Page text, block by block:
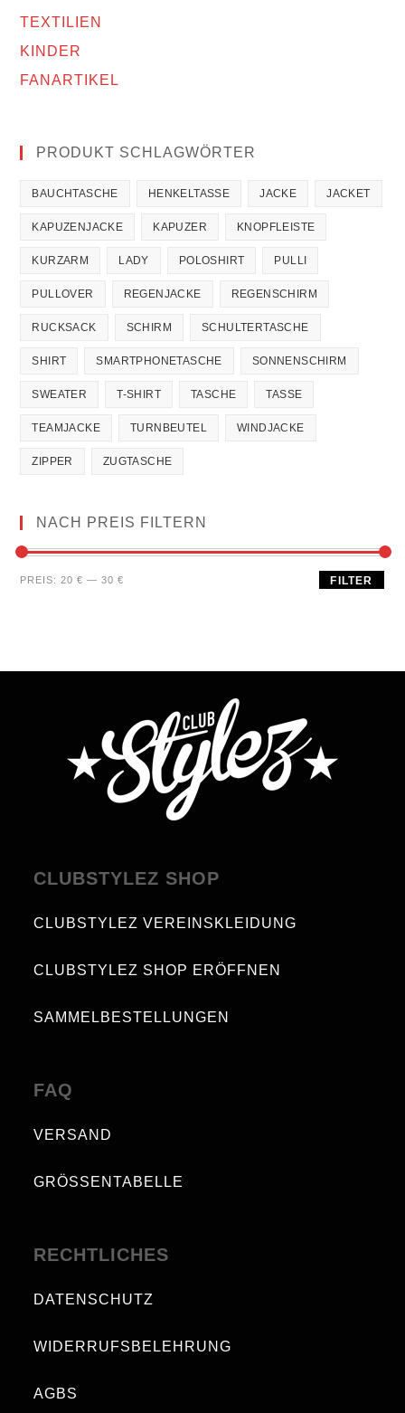
TEXTILIEN
KINDER
FANARTIKEL
PRODUKT SCHLAGWÖRTER
BAUCHTASCHE HENKELTASSE JACKE JACKET
KAPUZENJACKE KAPUZER KNOPFLEISTE
KURZARM LADY POLOSHIRT PULLI
PULLOVER REGENJACKE REGENSCHIRM
RUCKSACK SCHIRM SCHULTERTASCHE
SHIRT SMARTPHONETASCHE SONNENSCHIRM
SWEATER T-SHIRT TASCHE TASSE
TEAMJACKE TURNBEUTEL WINDJACKE
ZIPPER ZUGTASCHE
NACH PREIS FILTERN
FILTER
PREIS:20 € —30 €
CLUBSTYLEZ SHOP
CLUBSTYLEZ VEREINSKLEIDUNG
CLUBSTYLEZ SHOP ERÖFFNEN
SAMMELBESTELLUNGEN
FAQ
VERSAND
GRÖSSENTABELLE
RECHTLICHES
DATENSCHUTZ
WIDERRUFSBELEHRUNG
AGBS